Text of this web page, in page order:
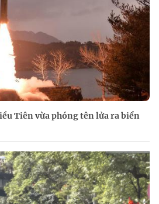
Tiên vừa phóng tên lửa ra biển